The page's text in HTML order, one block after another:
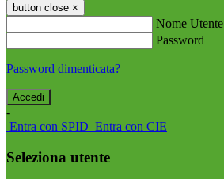
button close ×
Nome Utente
Password
Password dimenticata?
-
Entra con SPID Entra con CIE
Seleziona utente